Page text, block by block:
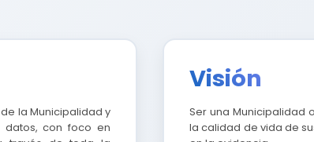
la Municipalidad y
con foco en
Visión
Ser una Municipalidad
la calidad de vida de